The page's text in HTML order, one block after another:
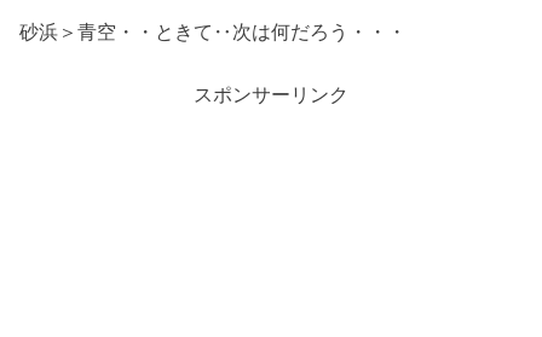
砂浜＞青空・・ときて‥次は何だろう・・・
スポンサーリンク